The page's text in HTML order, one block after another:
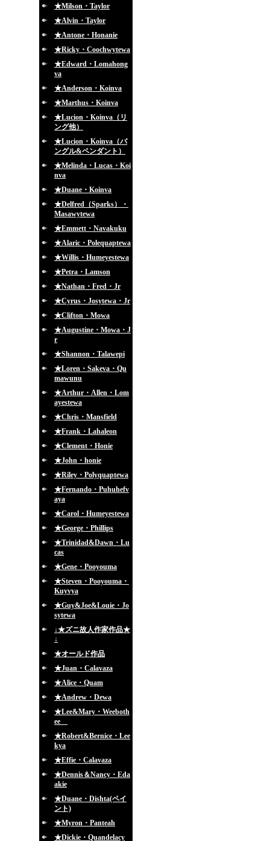
★Milson・Taylor
★Alvin・Taylor
★Antone・Honanie
★Ricky・Coochwytewa
★Edward・Lomahong
va
★Anderson・Koinva
★Marthus・Koinva
★Lucion・Koinva（リ
ング他）
★Lucion・Koinva（バ
ングル&ペンダント）
★Melinda・Lucas・Koi
nva
★Duane・Koinva
★Delfred（Sparks）・
Masawytewa
★Emmett・Navakuku
★Alaric・Polequaptewa
★Willis・Humeyestewa
★Petra・Lamson
★Nathan・Fred・Jr
★Cyrus・Josytewa・Jr
★Clifton・Mowa
★Augustine・Mowa・J
r
★Shannon・Talawepi
★Loren・Sakeva・Qu
mawunu
★Arthur・Allen・Lom
ayestewa
★Chris・Mansfield
★Frank・Lahaleon
★Clement・Honie
★John・honie
★Riley・Polyquaptewa
★Fernando・Puhuhefv
aya
★Carol・Humeyestewa
★George・Phillips
★Trinidad&Dawn・Lu
cas
★Gene・Pooyouma
★Steven・Pooyouma・
Kuyvya
★Guy&Joe&Louie・Jo
sytewa
↓★ズニ故人作家作品★
↓
★オールド作品
★Juan・Calavaza
★Alice・Quam
★Andrew・Dewa
★Lee&Mary・Weeboth
ee
★Robert&Bernice・Lee
kya
★Effie・Calavaza
★Dennis＆Nancy・Eda
akie
★Duane・Dishta(ペイ
ント)
★Myron・Panteah
★Dickie・Quandelacy